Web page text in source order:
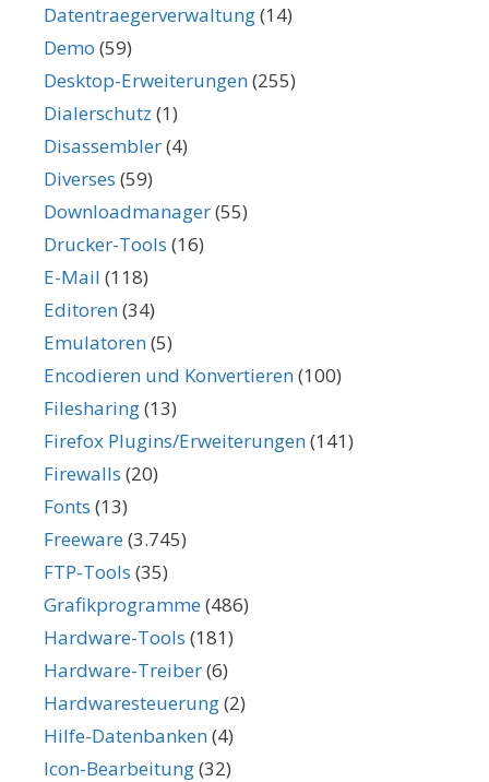
Datentraegerverwaltung(14)
Demo (59)
Desktop-Erweiterungen(255)
Dialerschutz (1)
Disassembler(4)
Diverses (59)
Downloadmanager(55)
Drucker-Tools (16)
E-Mail (118)
Editoren(34)
Emulatoren(5)
Encodieren und Konvertieren(100)
Filesharing(13)
Firefox Plugins/Erweiterungen(141)
Firewalls (20)
Fonts (13)
Freeware(3.745)
FTP-Tools (35)
Grafikprogramme(486)
Hardware-Tools (181)
Hardware-Treiber(6)
Hardwaresteuerung(2)
Hilfe-Datenbanken(4)
Icon-Bearbeitung(32)